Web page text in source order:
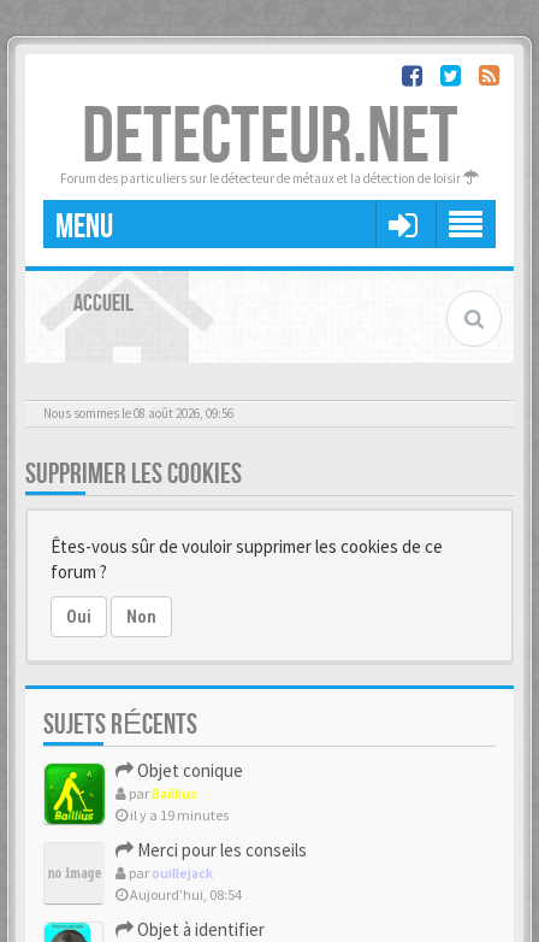
DETECTEUR.NET
Forum des particuliers sur le détecteur de métaux et la détection de loisir
MENU
ACCUEIL
Nous sommes le 08 août 2026, 09:56
SUPPRIMER LES COOKIES
Êtes-vous sûr de vouloir supprimer les cookies de ce
forum ?
Oui Non
SUJETS RÉCENTS
Objet conique
parBaillius
il y a 19 minutes
Merci pour les conseils
par ouillejack
Aujourd’hui, 08:54
Objet à identifier